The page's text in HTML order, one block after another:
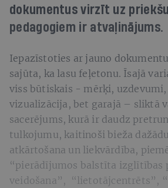
dokumentus virzīt uz
pedagogiem ir atvaļinājums.
Iepazīstoties ar jauno
sajūta, ka lasu feļetonu. Īsajā
viss būtiskais - mērķi,
vizualizācija, bet garajā – sliktā
sacerējums, kurā ir daudz
tulkojumu, kaitinoši bieža
atkārtošana un liekvārdība,
“pierādījumos balstīta izglītības
veidošana”, “lietotājcentrēts”,